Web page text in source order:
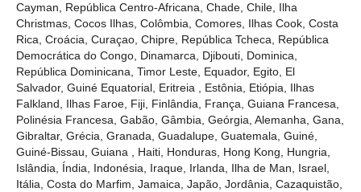
Cayman, República Centro-Africana, Chade, Chile, Ilha
Christmas, Cocos Ilhas, Colômbia, Comores, Ilhas Cook, Costa
Rica, Croácia, Curaçao, Chipre, República Tcheca, República
Democrática do Congo, Dinamarca, Djibouti, Dominica,
República Dominicana, Timor Leste, Equador, Egito, El
Salvador, Guiné Equatorial, Eritreia , Estônia, Etiópia, Ilhas
Falkland, Ilhas Faroe, Fiji, Finlândia, França, Guiana Francesa,
Polinésia Francesa, Gabão, Gâmbia, Geórgia, Alemanha, Gana,
Gibraltar, Grécia, Granada, Guadalupe, Guatemala, Guiné,
Guiné-Bissau, Guiana , Haiti, Honduras, Hong Kong, Hungria,
Islândia, Índia, Indonésia, Iraque, Irlanda, Ilha de Man, Israel,
Itália, Costa do Marfim, Jamaica, Japão, Jordânia, Cazaquistão,